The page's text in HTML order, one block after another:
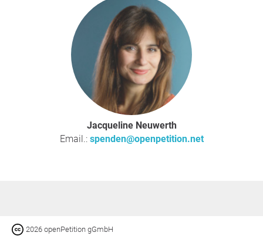
Jacqueline Neuwerth
Email.: spenden@openpetition.net
2026 openPetition gGmbH